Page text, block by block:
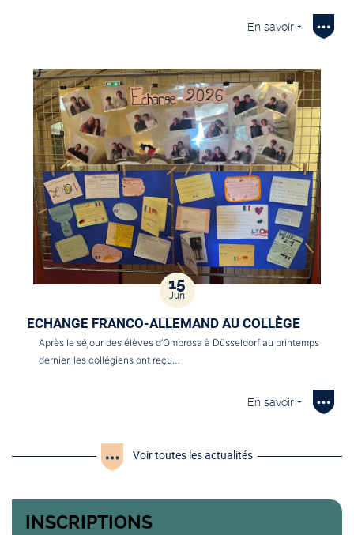
En savoir +
15
Jun
ECHANGE FRANCO-ALLEMAND AU COLLÈGE
Après le séjour des élèves d’Ombrosa à Düsseldorf au printemps
dernier, les collégiens ont reçu…
En savoir +
Voir toutes les actualités
INSCRIPTIONS